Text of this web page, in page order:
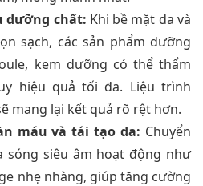
dưỡng chất: Khi bề mặt da và
sạch, các sản phẩm dưỡng
kem dưỡng có thể thẩm
hiệu quả tối đa. Liệu trình
mang lại kết quả rõ rệt hơn.
máu và tái tạo da: Chuyển
sóng siêu âm hoạt động như
nhẹ nhàng, giúp tăng cường